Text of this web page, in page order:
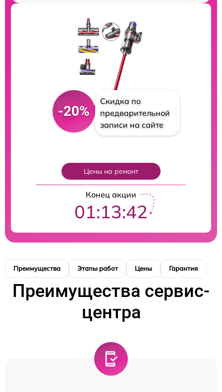
-20%
Скидка по
предварительной
записи на сайте
Цены на ремонт
Конец акции
01:13:41
Преимущества Этапы работ Цены Гарантия
Преимущества сервис-
центра